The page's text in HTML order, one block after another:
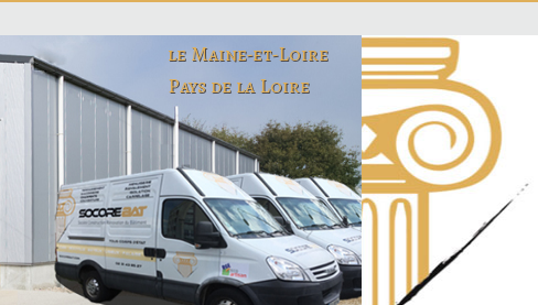
le Maine-et-Loire
Pays de la Loire